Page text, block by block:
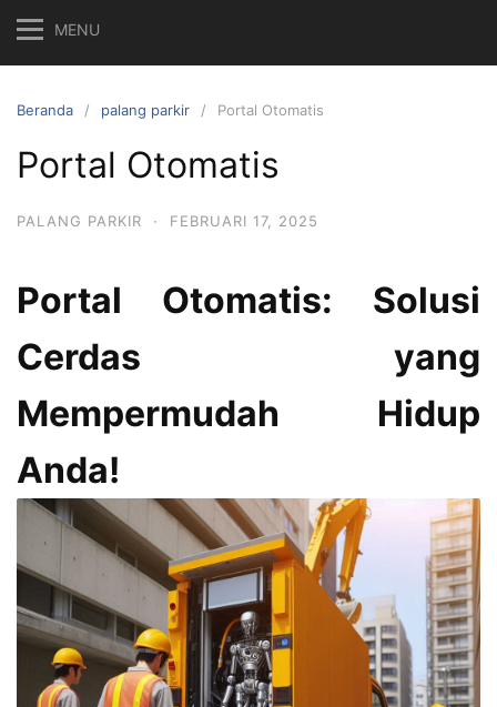
MENU
Beranda palang parkir Portal Otomatis
Portal Otomatis
PALANG PARKIR · FEBRUARI 17, 2025
Portal Otomatis: Solusi
Cerdas yang
Mempermudah Hidup
Anda!